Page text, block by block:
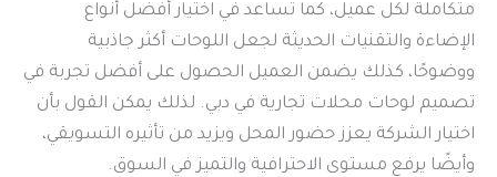
متكاملة لكل عميل، كما تساعد في اختيار أفضل أنواع
الإضاءة والتقنيات الحديثة لجعل اللوحات أكثر جاذبية
ووضوحًا، كذلك يضمن العميل الحصول على أفضل تجربة في
تصميم لوحات محلات تجارية في دبي. لذلك يمكن القول بأن
اختيار الشركة يعزز حضور المحل ويزيد من تأثيره التسويقي،
وأيضًا يرفع مستوى الاحترافية والتميز في السوق.